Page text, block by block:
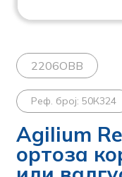
2206OBB
Реф. број: 50К324
Agilium
ортоза